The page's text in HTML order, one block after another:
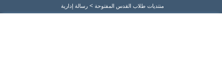
منتديات طلاب القدس المفتوحة > رسالة إدارية